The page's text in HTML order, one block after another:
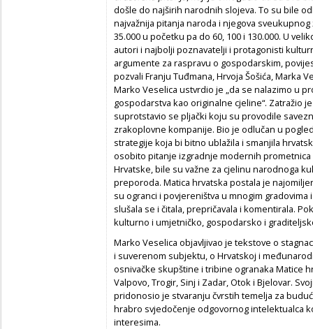
došle do najširih narodnih slojeva. To su bile
najvažnija pitanja naroda i njegova
35.000 u početku pa do 60, 100 i 130.000. U
autori i najbolji poznavatelji i protagonisti
argumente za raspravu o gospodarskim,
pozvali Franju Tuđmana, Hrvoja Šošića, Marka
Marko Veselica ustvrdio je „da se nalazimo u
gospodarstva kao originalne cjeline“. Zatražio
suprotstavio se pljački koju su provodile
zrakoplovne kompanije. Bio je odlučan u
strategije koja bi bitno ublažila i smanjila
osobito pitanje izgradnje modernih
Hrvatske, bile su važne za cjelinu narodnoga
preporoda. Matica hrvatska postala je
su ogranci i povjereništva u mnogim gradovima
slušala se i čitala, prepričavala i komentirala.
kulturno i umjetničko, gospodarsko i
Marko Veselica objavljivao je tekstove o
i suverenom subjektu, o Hrvatskoj i
osnivačke skupštine i tribine ogranaka Matice
Valpovo, Trogir, Sinj i Zadar, Otok i Bjelovar.
pridonosio je stvaranju čvrstih temelja za
hrabro svjedočenje odgovornog intelektualca
interesima.